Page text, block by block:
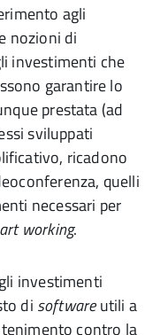
agli
nozioni di
investimenti che
garantire lo
prestata (ad
sviluppati
ricadono
quelli
necessari per
working.
investimenti
di softwareutili a
contro la